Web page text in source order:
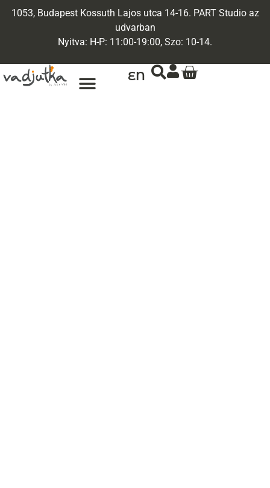
1053, Budapest Kossuth Lajos utca 14-16. PART Studio az
udvarban
Nyitva: H-P: 11:00-19:00, Szo: 10-14.
EN